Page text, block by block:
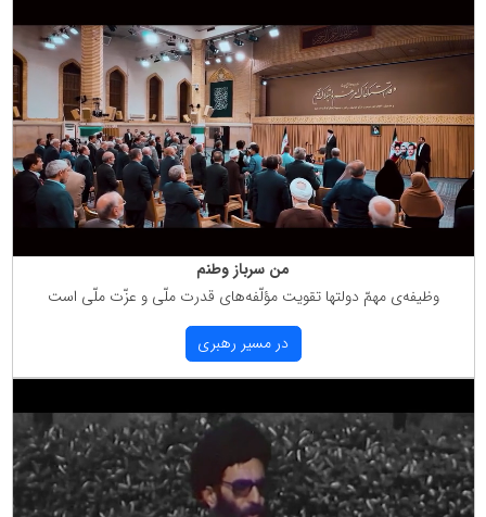
من سرباز وطنم
وظیفه‌ی مهمّ دولتها تقویت مؤلّفه‌های قدرت ملّی و عزّت ملّی است
در مسیر رهبری